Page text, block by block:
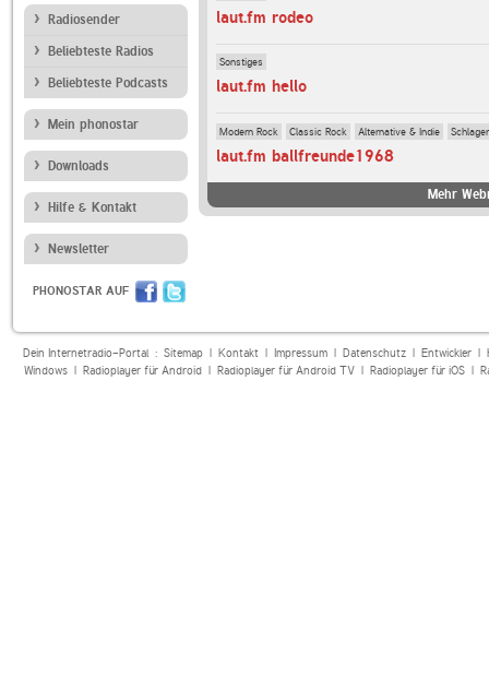
Radiosender
Beliebteste Radios
Beliebteste Podcasts
Mein phonostar
Downloads
Hilfe & Kontakt
Newsletter
PHONOSTAR AUF
laut.fm rodeo
Sonstiges
laut.fm hello
Modern Rock Classic Rock Alternative & Indie
laut.fm ballfreunde1968
Mehr
Dein Internetradio-Portal : Sitemap| Kontakt| Impressum| Datenschutz| Entwickler|
Windows| Radioplayer für Android| Radioplayer für Android TV| Radioplayer für iOS|